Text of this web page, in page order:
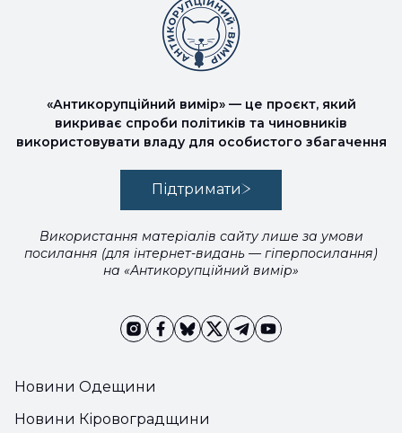
Новини Одещини
Новини Кіровоградщини
«Антикорупційний вимір» — це проєкт, який
викриває спроби політиків та чиновників
використовувати владу для особистого збагачення
Підтримати
Використання матеріалів сайту лише за умови
посилання (для інтернет-видань — гіперпосилання)
на «Антикорупційний вимір»